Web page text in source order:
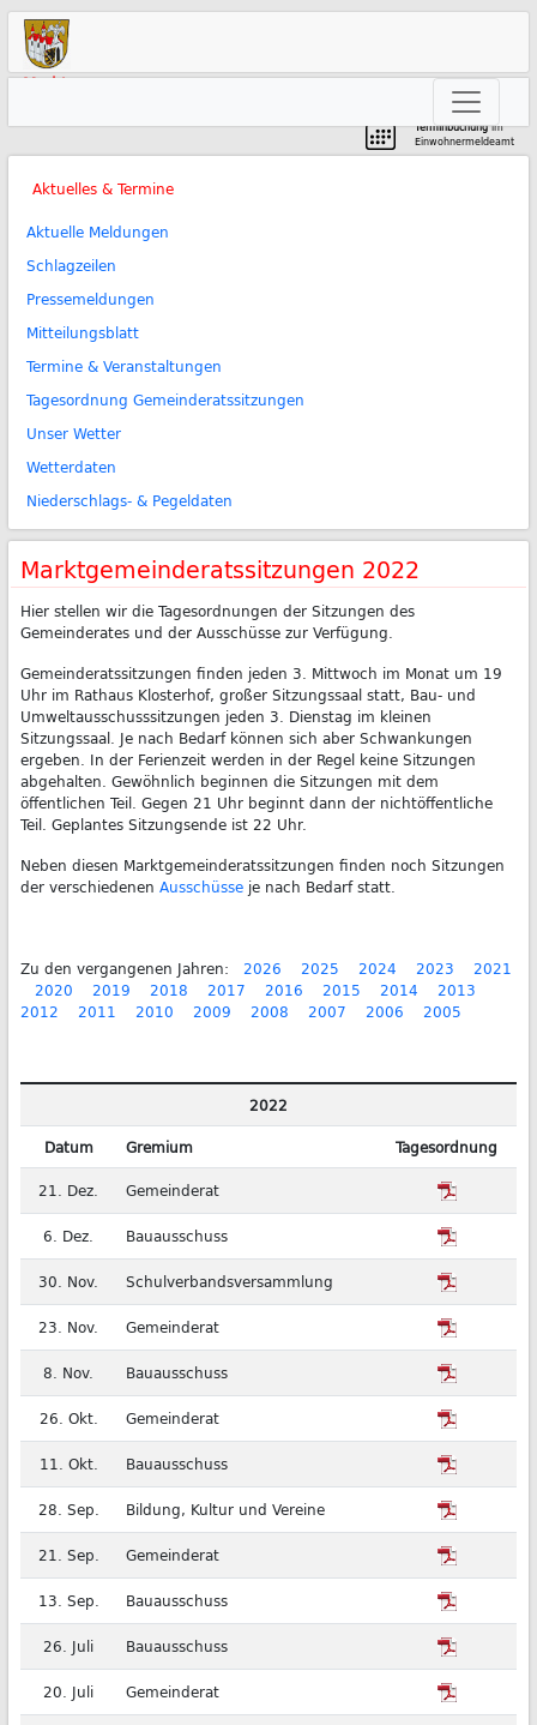
Markt
Terminbuchungim
Einwohnermeldeamt
Aktuelles & Termine
Aktuelle Meldungen
Schlagzeilen
Pressemeldungen
Mitteilungsblatt
Termine & Veranstaltungen
Tagesordnung Gemeinderatssitzungen
Unser Wetter
Wetterdaten
Niederschlags- & Pegeldaten
Marktgemeinderatssitzungen 2022
Hier stellen wir die Tagesordnungen der Sitzungen des
Gemeinderates und der Ausschüsse zur Verfügung.
Gemeinderatssitzungen finden jeden 3. Mittwoch im Monat um 19
Uhr im Rathaus Klosterhof, großer Sitzungssaal statt, Bau- und
Umweltausschusssitzungen jeden 3. Dienstag im kleinen
Sitzungssaal. Je nach Bedarf können sich aber Schwankungen
ergeben. In der Ferienzeit werden in der Regel keine Sitzungen
abgehalten. Gewöhnlich beginnen die Sitzungen mit dem
öffentlichen Teil. Gegen 21 Uhr beginnt dann der nichtöffentliche
Teil. Geplantes Sitzungsende ist 22 Uhr.
Neben diesen Marktgemeinderatssitzungen finden noch Sitzungen
der verschiedenen Ausschüsse je nach Bedarf statt.
Zu den vergangenen Jahren: 2026 2025 2024 2023
2021
2020
2019 2018 2017 2016 2015 2014
2013
2012
2011 2010 2009 2008 2007 2006 2005
2022
Datum
Gremium
Tagesordnung
21. Dez.
Gemeinderat
6. Dez. Bauausschuss
30. Nov. Schulverbandsversammlung
23. Nov. Gemeinderat
8. Nov. Bauausschuss
26. Okt. Gemeinderat
11. Okt. Bauausschuss
28. Sep. Bildung, Kultur und Vereine
21. Sep. Gemeinderat
13. Sep. Bauausschuss
26. Juli Bauausschuss
20. Juli Gemeinderat